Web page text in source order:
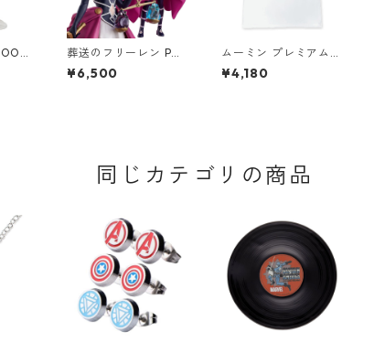
葬送のフリーレン POP
UP PARADE アウラ フ
¥6,500
ムーミン プレミアムT
シャツ 彗星 ホワイト
ムーミントロール 80t
¥4,180
同じカテゴリの商品